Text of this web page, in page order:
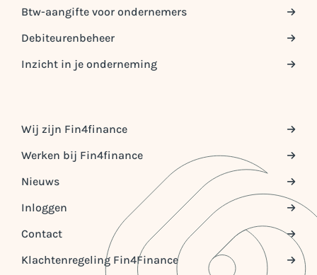
Btw-aangifte voor ondernemers
Debiteurenbeheer
Inzicht in je onderneming
Wij zijn Fin4finance
Werken bij Fin4finance
Nieuws
Inloggen
Contact
Klachtenregeling Fin4Finance